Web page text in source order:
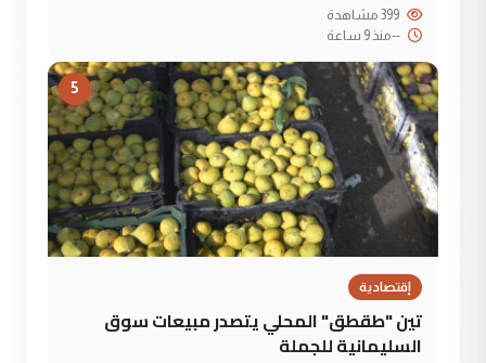
--منذ 9 ساعة
5
إقتصادية
تين "طقطق" المحلي يتصدر مبيعات سوق
السليمانية للجملة